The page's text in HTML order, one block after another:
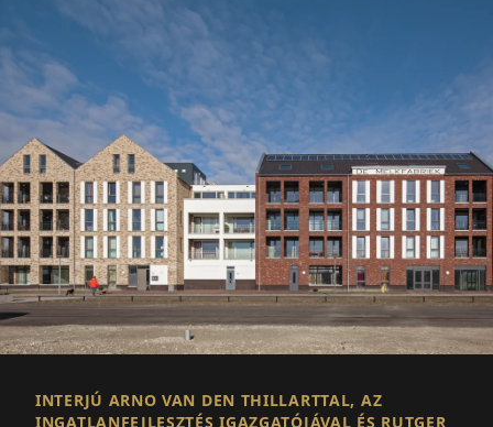
INTERJÚ ARNO VAN DEN THILLARTTAL, AZ
INGATLANFEJLESZTÉS IGAZGATÓJÁVAL ÉS RUTGER